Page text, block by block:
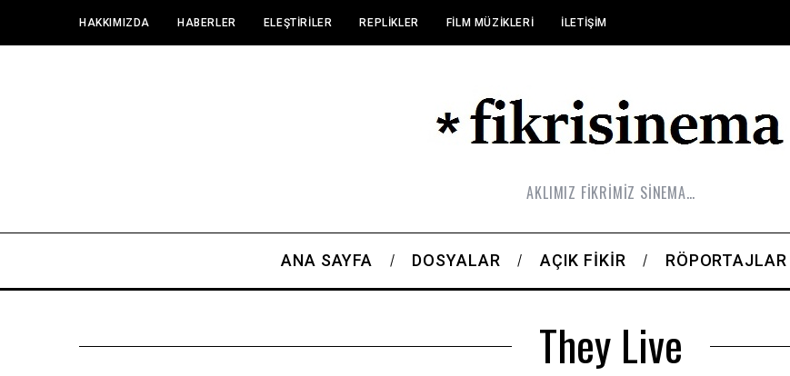
HAKKIMIZDA HABERLER ELEŞTIRILER REPLIKLER FILM MÜZIKLERI İLETIŞIM
AKLIMIZ FİKRİMİZ SİNEMA…
ANA SAYFA DOSYALAR AÇIK FIKIR RÖPORTAJLAR
They Live